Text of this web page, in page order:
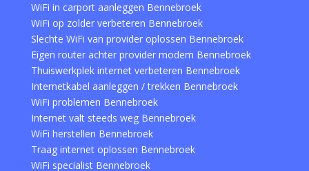
WiFi in carport aanleggen Bennebroek
WiFi op zolder verbeteren Bennebroek
Slechte WiFi van provider oplossen Bennebroek
Eigen router achter provider modem Bennebroek
Thuiswerkplek internet verbeteren Bennebroek
Internetkabel aanleggen / trekken Bennebroek
WiFi problemen Bennebroek
Internet valt steeds weg Bennebroek
WiFi herstellen Bennebroek
Traag internet oplossen Bennebroek
WiFi specialist Bennebroek